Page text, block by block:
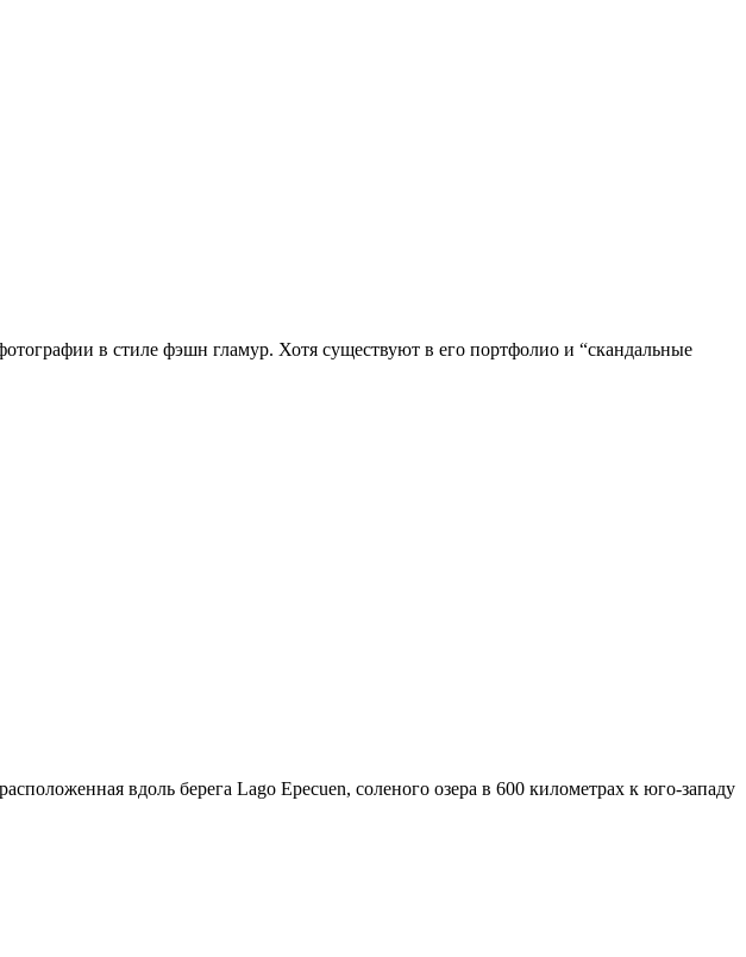
в стиле фэшн гламур. Хотя существуют в его портфолио и “скандальные
вдоль берега Lago Epecuen, соленого озера в 600 километрах к юго-западу